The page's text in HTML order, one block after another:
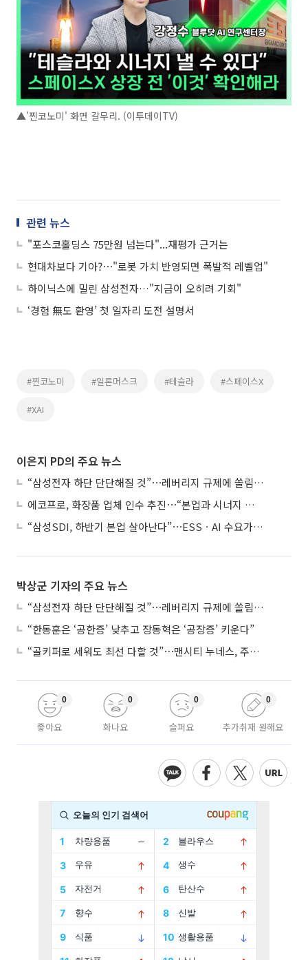
▲'찐코노미' 화면 갈무리. (이투데이TV)
관련 뉴스
"포스코홀딩스 75만원 넘는다"...재평가 근거는
현대차보다 기아?⋯"로봇 가치 반영되면 폭발적 레벨업"
하이닉스에 밀린 삼성전자…"지금이 오히려 기회"
‘경험 無도 환영’ 첫 일자리 도전 설명서
#찐코노미 #일론머스크 #테슬라 #스페이스X
#XAI
이은지 PD의 주요 뉴스
“삼성전자 하단 단단해질 것”⋯레버리지 규제에 쏠림 완화
에코프로, 화장품 업체 인수 추진⋯“본업과 시너지 부족”
“삼성SDI, 하반기 본업 살아난다”⋯ESSㆍAI 수요가 견인
박상군 기자의 주요 뉴스
“삼성전자 하단 단단해질 것”⋯레버리지 규제에 쏠림 완화
“한동훈은 ‘공한증’ 낮추고 장동혁은 ‘공장증’ 키운다”
“골키퍼로 세워도 최선 다할 것”⋯맨시티 누네스, 주전 경쟁 각오
좋아요
0
화나요
0
슬퍼요
0
추가취재 원해요
0